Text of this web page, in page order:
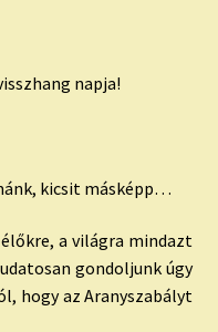
napja!
kicsit másképp…
a világra mindazt
gondoljunk úgy
hogy az Aranyszabályt